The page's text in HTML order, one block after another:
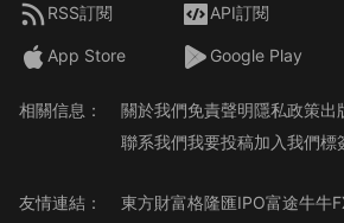
RSS訂閱 API訂閱
App Store Google Play
相關信息： 關於我們免責聲明隱私政策出
聯系我們我要投稿加入我們標
友情連結： 東方財富格隆匯IPO富途牛牛